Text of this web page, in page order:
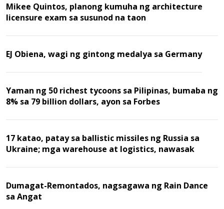
Mikee Quintos, planong kumuha ng architecture
licensure exam sa susunod na taon
EJ Obiena, wagi ng gintong medalya sa Germany
Yaman ng 50 richest tycoons sa Pilipinas, bumaba ng
8% sa 79 billion dollars, ayon sa Forbes
17 katao, patay sa ballistic missiles ng Russia sa
Ukraine; mga warehouse at logistics, nawasak
Dumagat-Remontados, nagsagawa ng Rain Dance
sa Angat